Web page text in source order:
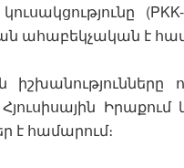
ահաբեկչական է
Իրաքում
է համարում։